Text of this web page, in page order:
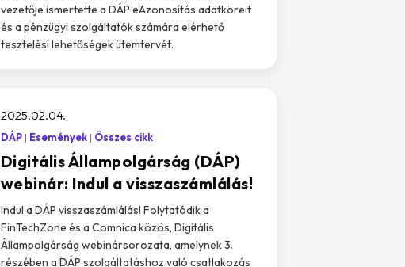
vezetője ismertette a DÁP eAzonosítás adatköreit
és a pénzügyi szolgáltatók számára elérhető
tesztelési lehetőségek ütemtervét.
Digitális Állampolgárság (DÁP)
webinár: Indul a visszaszámlálás!
2025.02.04.
DÁP Események Összes cikk
Indul a DÁP visszaszámlálás! Folytatódik a
FinTechZone és a Comnica közös, Digitális
Állampolgárság webinársorozata, amelynek 3.
részében a DÁP szolgáltatáshoz való csatlakozás